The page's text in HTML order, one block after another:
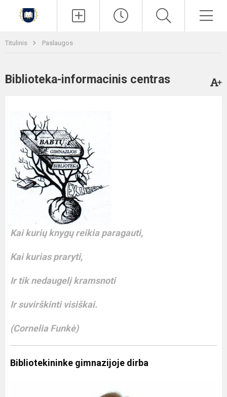
Titulinis Paslaugos
Biblioteka-informacinis centras
Kai kurių knygų reikia paragauti,
Kai kurias praryti,
Ir tik nedaugelį kramsnoti
Ir suvirškinti visiškai.
(Cornelia Funkė)
Bibliotekininke gimnazijoje dirba